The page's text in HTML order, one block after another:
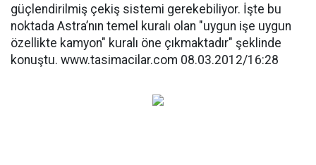
güçlendirilmiş çekiş sistemi gerekebiliyor. İşte bu
noktada Astra’nın temel kuralı olan "uygun işe uygun
özellikte kamyon" kuralı öne çıkmaktadır" şeklinde
konuştu. www.tasimacilar.com 08.03.2012/16:28